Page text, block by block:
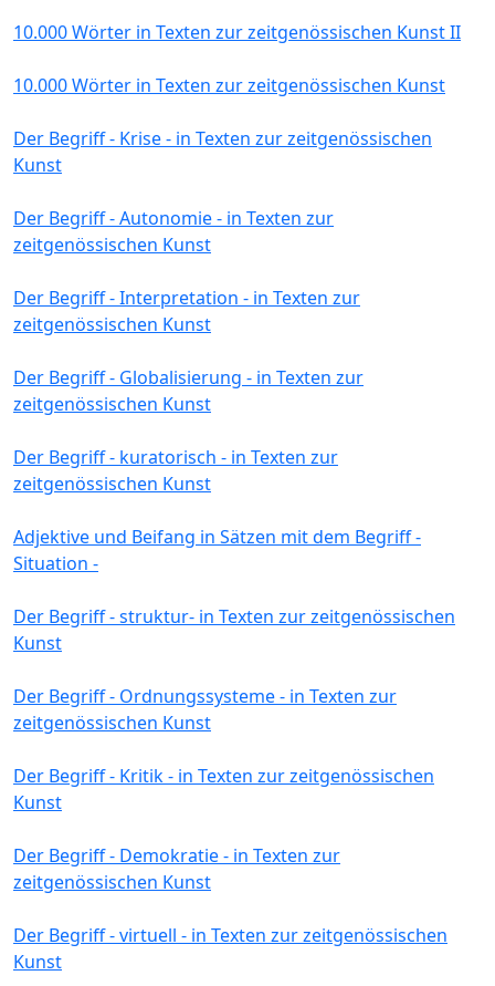
10.000 Wörter in Texten zur zeitgenössischen Kunst II
10.000 Wörter in Texten zur zeitgenössischen Kunst
Der Begriff - Krise - in Texten zur zeitgenössischen
Kunst
Der Begriff - Autonomie - in Texten zur
zeitgenössischen Kunst
Der Begriff - Interpretation - in Texten zur
zeitgenössischen Kunst
Der Begriff - Globalisierung - in Texten zur
zeitgenössischen Kunst
Der Begriff - kuratorisch - in Texten zur
zeitgenössischen Kunst
Adjektive und Beifang in Sätzen mit dem Begriff -
Situation -
Der Begriff - struktur- in Texten zur zeitgenössischen
Kunst
Der Begriff - Ordnungssysteme - in Texten zur
zeitgenössischen Kunst
Der Begriff - Kritik - in Texten zur zeitgenössischen
Kunst
Der Begriff - Demokratie - in Texten zur
zeitgenössischen Kunst
Der Begriff - virtuell - in Texten zur zeitgenössischen
Kunst